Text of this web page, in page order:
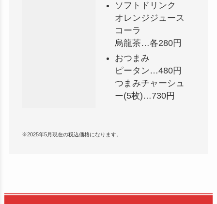
ソフトドリンク
オレンジジュース
コーラ
烏龍茶…各280円
おつまみ
ピータン…480円
つまみチャーシュ
ー(5枚)…730円
※2025年5月現在の税込価格になります。